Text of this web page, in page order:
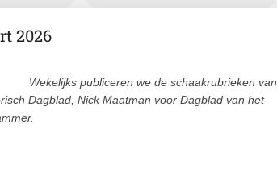
2026
Wekelijks publiceren we de schaakrubrieken van
Dagblad, Nick Maatman voor Dagblad van het